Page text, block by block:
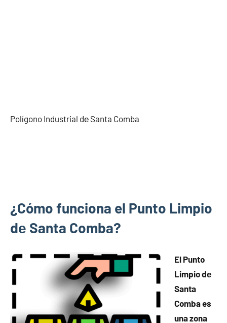
Polígono Industrial dе Santa Comba
¿Cómo funciona el Punto Limpio
dе Santa Comba?
El Punto
Limpio dе
Santa
Comba es
una zona